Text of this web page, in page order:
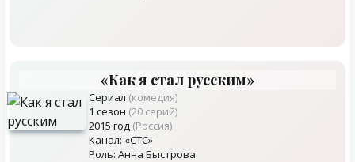
«Как я стал русским»
Сериал (комедия)
1 сезон (20 серий)
2015 год (Россия)
Канал: «СТС»
Роль: Анна Быстрова